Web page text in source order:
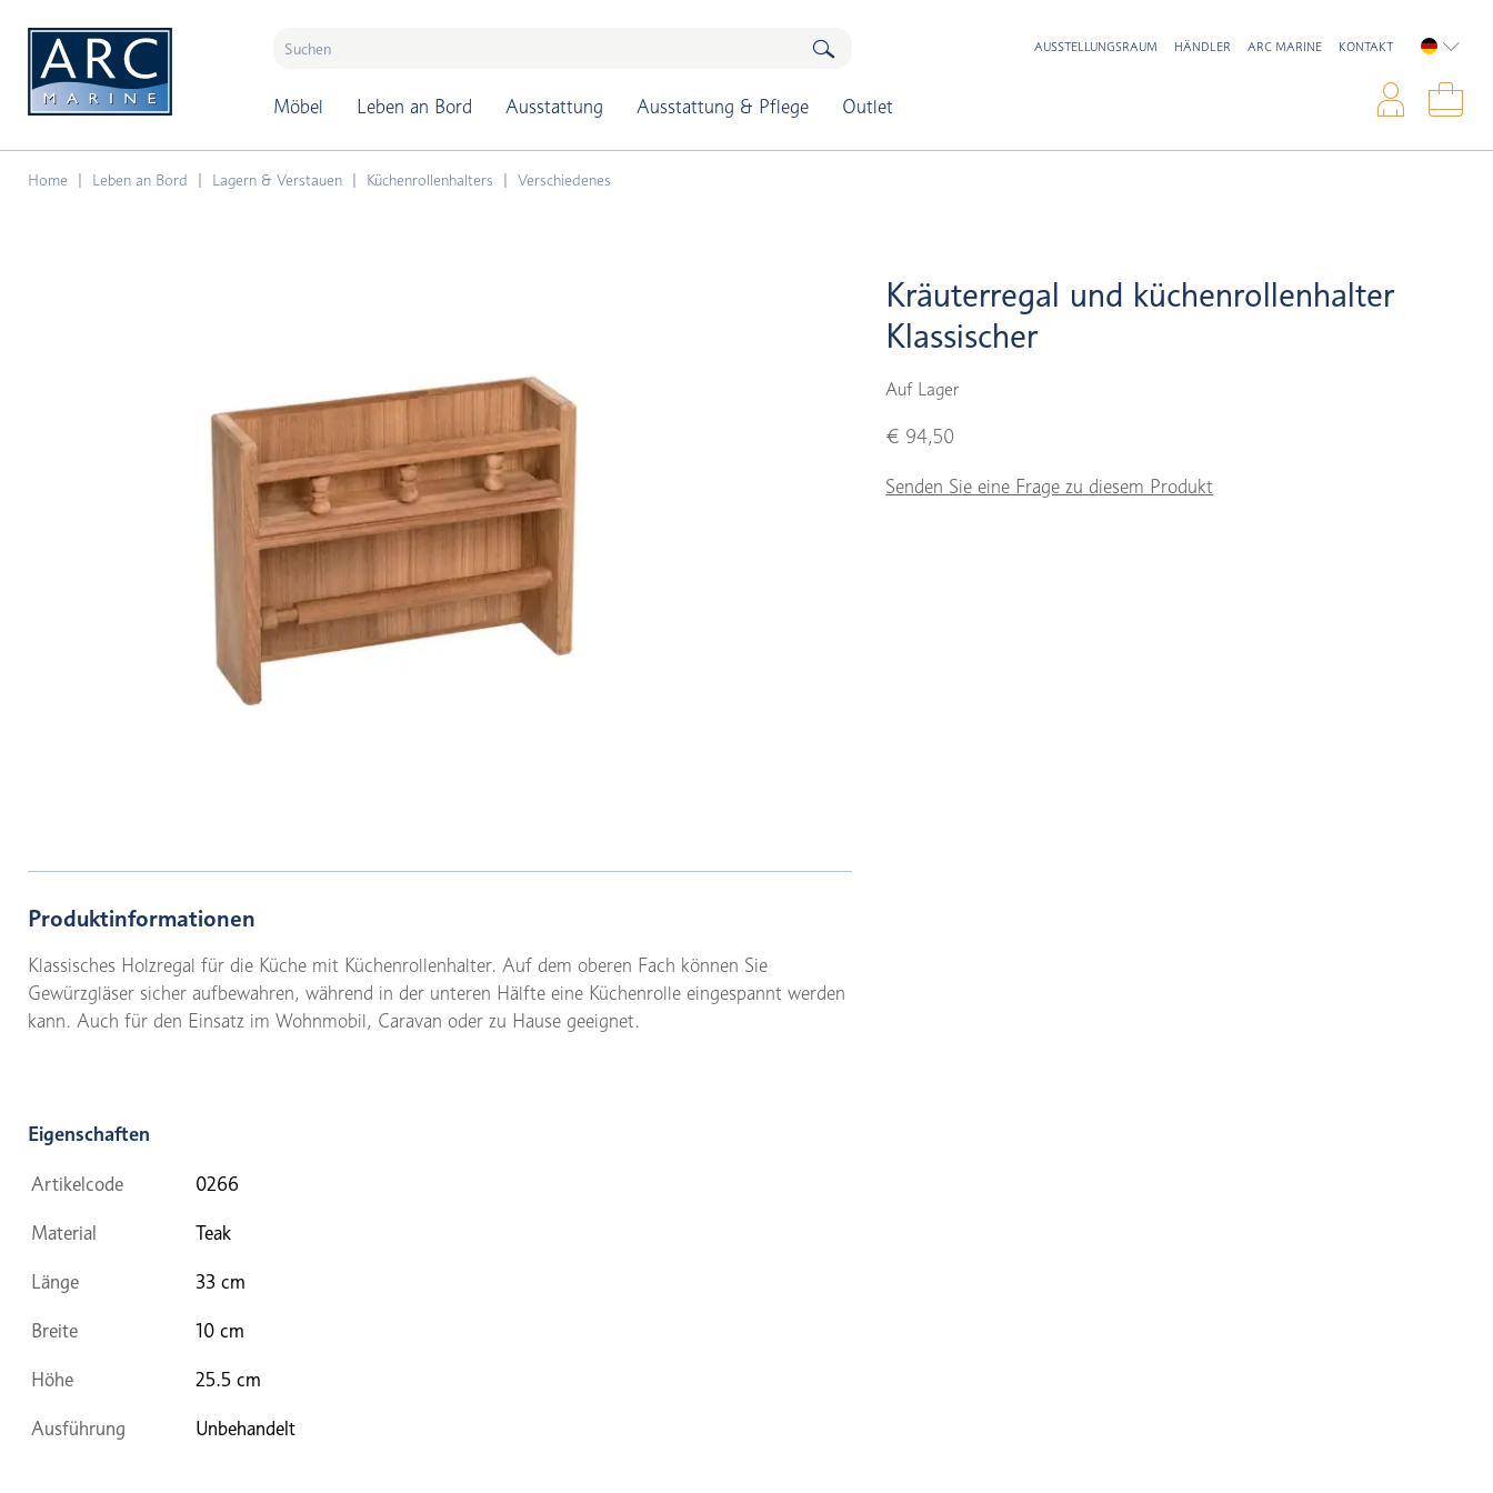
Möbel Leben an Bord Ausstattung Ausstattung & Pflege Outlet
AUSSTELLUNGSRAUM HÄNDLER ARC MARINE KONTAKT
Home Leben an Bord Lagern & Verstauen Küchenrollenhalters Verschiedenes
Kräuterregal und küchenrollenhalter
Klassischer
Auf Lager
€ 94,50
Senden Sie eine Frage zu diesem Produkt
Produktinformationen
Klassisches Holzregal für die Küche mit Küchenrollenhalter. Auf dem oberen Fach können Sie
Gewürzgläser sicher aufbewahren, während in der unteren Hälfte eine Küchenrolle eingespannt werden
kann. Auch für den Einsatz im Wohnmobil, Caravan oder zu Hause geeignet.
Eigenschaften
Artikelcode 0266
Material Teak
Länge 33 cm
Breite 10 cm
Höhe 25.5 cm
Ausführung Unbehandelt